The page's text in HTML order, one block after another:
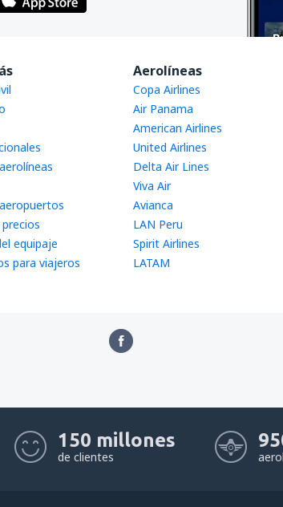
equipaje
para viajeros
Aerolíneas
Copa Airlines
Air Panama
American Airlines
United Airlines
Delta Air Lines
Viva Air
Avianca
LAN Peru
Spirit Airlines
LATAM
150 millones
de clientes